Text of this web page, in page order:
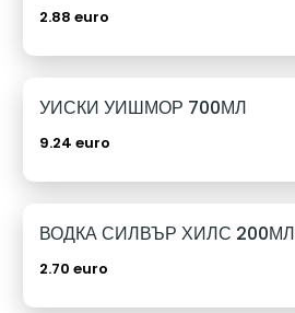
2.88 euro
УИСКИ УИШМОР 700МЛ
9.24 euro
ВОДКА СИЛВЪР ХИЛС 200МЛ
2.70 euro